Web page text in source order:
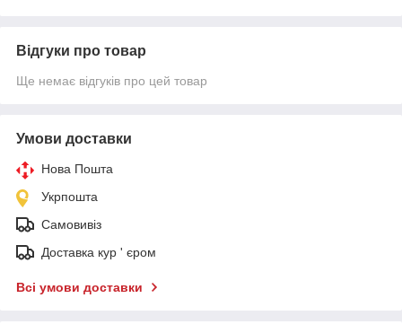
Відгуки про товар
Ще немає відгуків про цей товар
Умови доставки
Нова Пошта
Укрпошта
Самовивіз
Доставка кур ' єром
Всі умови доставки